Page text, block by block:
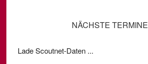
NÄCHSTE TERMINE
Lade Scoutnet-Daten ...